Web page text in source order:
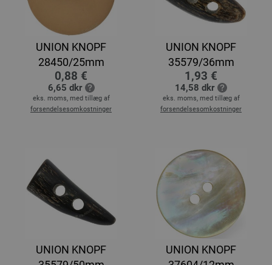
UNION KNOPF
28450/25mm
0,88 €
6,65 dkr
eks. moms, med tillæg af
forsendelsesomkostninger
UNION KNOPF
35579/36mm
1,93 €
14,58 dkr
eks. moms, med tillæg af
forsendelsesomkostninger
UNION KNOPF
UNION KNOPF